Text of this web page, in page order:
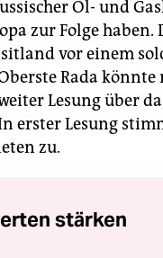
Öl- und
zur Folge haben.
vor einem
Rada könnte
Lesung über
erster Lesung
zu.
stärken